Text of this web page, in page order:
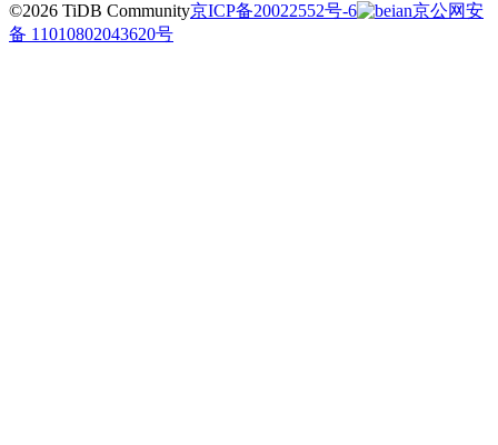
©2026 TiDB Community京ICP备20022552号-6
京公网安
备 11010802043620号